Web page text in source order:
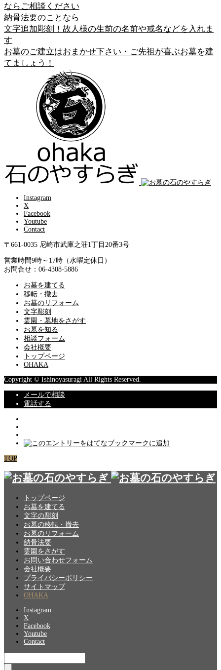
ならご相談ください
納骨法要のことなら
文字追加彫刻！故人様の生前の名前や戒名などを入れま
す
お墓のご建立はおまかせ下さい・ご先祖が喜ぶお墓を建
てましょう！
Instagram
X
Facebook
Youtube
Contact
〒661-0035 尼崎市武庫之荘1丁目20番3号
営業時間9時～17時（水曜定休日）
お問合せ：06-4308-5886
お墓を建てる
移転・撤去
お墓のリフォーム
文字彫刻
霊園・墓地をさがす
お墓を知る
相談フォーム
会社概要
トップページ
OHAKA
Copyright © Ishinoyasuragi All Rights Reserved.
メールで相談
電話する
TOP
トップページ
お墓を建てる
文字の彫刻
お墓の移転・撤去
お墓のリフォーム
納骨法要
霊園をさがす
お問い合わせフォーム
会社概要
プライバシーポリシー
サイトマップ
OHAKA
Instagram
X
Facebook
Youtube
Contact